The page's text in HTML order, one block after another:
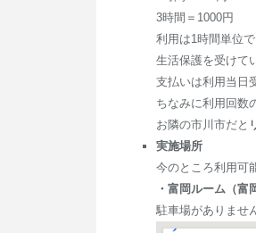
3時間＝1000円
利用は1時間単位
生活保護を受けて
支払いは利用当日
ちなみに利用回数
お隣の市川市だと
実施場所
今のところ利用可
・富岡ルーム（富
駐車場がありませ